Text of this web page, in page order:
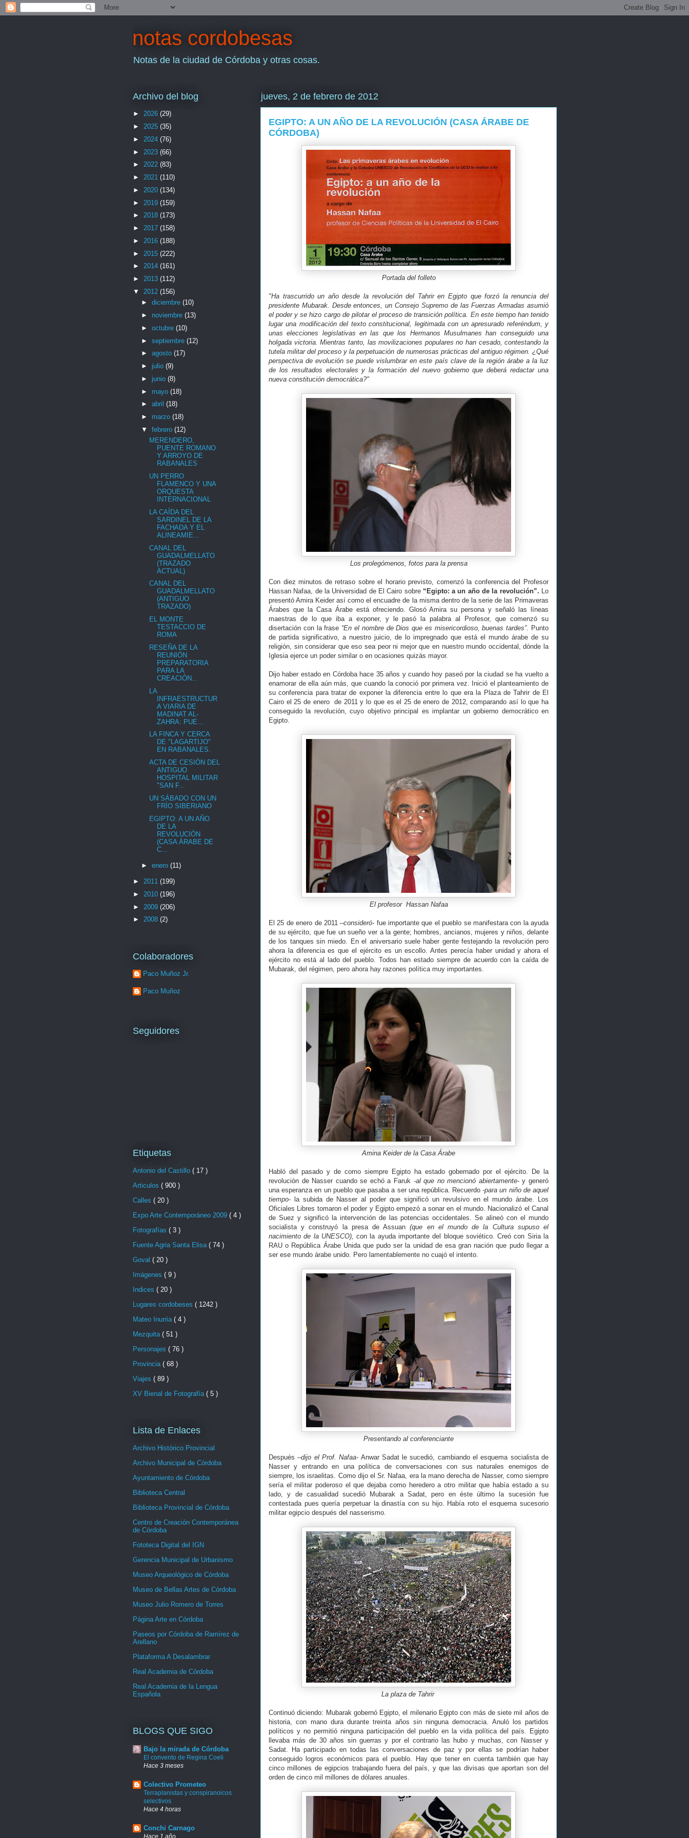
notas cordobesas
Notas de la ciudad de Córdoba y otras cosas.
jueves, 2 de febrero de 2012
EGIPTO: A UN AÑO DE LA REVOLUCIÓN (CASA ÁRABE DE
CÓRDOBA)
Portada del folleto
"Ha trascurrido un año desde la revolución del Tahrir en Egipto que forzó la renuncia del
presidente Mubarak. Desde entonces, un Consejo Supremo de las Fuerzas Armadas asumió
el poder y se hizo cargo de pilotar el proceso de transición política. En este tiempo han tenido
lugar una modificación del texto constitucional, legitimada con un apresurado referéndum, y
unas elecciones legislativas en las que los Hermanos Musulmanes han conseguido una
holgada victoria. Mientras tanto, las movilizaciones populares no han cesado, contestando la
tutela militar del proceso y la perpetuación de numerosas prácticas del antiguo régimen. ¿Qué
perspectiva de evolución se puede vislumbrar en este país clave de la región árabe a la luz
de los resultados electorales y la formación del nuevo gobierno que deberá redactar una
nueva constitución democrática?"
Los prolegómenos, fotos para la prensa
Con diez minutos de retraso sobre el horario previsto, comenzó la conferencia del Profesor
Hassan Nafaa, de la Universidad de El Cairo sobre “Egipto: a un año de la revolución”. Lo
presentó Amira Keider así como el encuadre de la misma dentro de la serie de las Primaveras
Árabes que la Casa Árabe está ofreciendo. Glosó Amira su persona y señaló las líneas
maestras de lo que iba a exponer, y le pasó la palabra al Profesor, que comenzó su
disertación con la frase “En el nombre de Dios que es misericordioso, buenas tardes”. Punto
de partida significativo, a nuestro juicio, de lo impregnado que está el mundo árabe de su
religión, sin considerar que eso sea peor ni mejor que en nuestro mundo occidental, dónde la
Iglesia ejerce un poder similar o en ocasiones quizás mayor.
Dijo haber estado en Córdoba hace 35 años y cuando hoy paseó por la ciudad se ha vuelto a
enamorar de ella aún más, que cuando la conoció por primera vez. Inició el planteamiento de
su conferencia para tratar de exponer la diferencia entre lo que era la Plaza de Tahrir de El
Cairo el 25 de enero de 2011 y lo que es el 25 de enero de 2012, comparando así lo que ha
conseguido la revolución, cuyo objetivo principal es implantar un gobierno democrático en
Egipto.
El profesor Hassan Nafaa
El 25 de enero de 2011–consideró- fue importante que el pueblo se manifestara con la ayuda
de su ejército, que fue un sueño ver a la gente; hombres, ancianos, mujeres y niños, delante
de los tanques sin miedo. En el aniversario suele haber gente festejando la revolución pero
ahora la diferencia es que el ejército es un escollo. Antes perecía haber unidad y ahora el
ejército no está al lado del pueblo. Todos han estado siempre de acuerdo con la caída de
Mubarak, del régimen, pero ahora hay razones política muy importantes.
Amina Keider de la Casa Árabe
Habló del pasado y de como siempre Egipto ha estado gobernado por el ejército. De la
revolución de Nasser cuando se echó a Faruk -al que no mencionó abiertamente-y generó
una esperanza en un pueblo que pasaba a ser una república. Recuerdo-para un niño de aquel
tiempo- la subida de Nasser al poder que significó un revulsivo en el mundo árabe. Los
Oficiales Libres tomaron el poder y Egipto empezó a sonar en el mundo. Nacionalizó el Canal
de Suez y significó la intervención de las potencias occidentales. Se alineó con el mundo
socialista y construyó la presa de Assuan(que en el mundo de la Cultura supuso el
nacimiento de la UNESCO), con la ayuda importante del bloque soviético. Creó con Siria la
RAU o República Árabe Unida que pudo ser la unidad de esa gran nación que pudo llegar a
ser ese mundo árabe unido. Pero lamentablemente no cuajó el intento.
Presentando al conferenciante
Después–dijo el Prof. Nafaa- Anwar Sadat le sucedió, cambiando el esquema socialista de
Nasser y entrando en una política de conversaciones con sus naturales enemigos de
siempre, los israelitas. Como dijo el Sr. Nafaa, era la mano derecha de Nasser, como siempre
sería el militar poderoso el que dejaba como heredero a otro militar que había estado a su
lado, y de casualidad sucedió Mubarak a Sadat, pero en éste último la sucesión fue
contestada pues quería perpetuar la dinastía con su hijo. Había roto el esquema sucesorio
militar egipcio después del nasserismo.
La plaza de Tahrir
Continuó diciendo: Mubarak gobernó Egipto, el milenario Egipto con más de siete mil años de
historia, con mano dura durante treinta años sin ninguna democracia. Anuló los partidos
políticos y no permitió ninguna participación del pueblo en la vida política del país. Egipto
llevaba más de 30 años sin guerras y por el contrario las hubo y muchas, con Nasser y
Sadat. Ha participado en todas las conversaciones de paz y por ellas se podrían haber
conseguido logros económicos para el pueblo. Hay que tener en cuenta también que hay
cinco millones de egipcios trabajando fuera del país, y que las divisas que aportan son del
orden de cinco mil millones de dólares anuales.
Archivo del blog
► 2026 (29)
► 2025 (35)
► 2024 (76)
► 2023 (66)
► 2022 (83)
► 2021 (110)
► 2020 (134)
► 2019 (159)
► 2018 (173)
► 2017 (158)
► 2016 (188)
► 2015 (222)
► 2014 (161)
► 2013 (112)
▼ 2012 (156)
► diciembre (10)
► noviembre (13)
► octubre (10)
► septiembre (12)
► agosto (17)
► julio (9)
► junio (8)
► mayo (18)
► abril (18)
► marzo (18)
▼ febrero (12)
MERENDERO,
PUENTE ROMANO
Y ARROYO DE
RABANALES
UN PERRO
FLAMENCO Y UNA
ORQUESTA
INTERNACIONAL
LA CAÍDA DEL
SARDINEL DE LA
FACHADA Y EL
ALINEAMIE...
CANAL DEL
GUADALMELLATO
(TRAZADO
ACTUAL)
CANAL DEL
GUADALMELLATO
(ANTIGUO
TRAZADO)
EL MONTE
TESTACCIO DE
ROMA
RESEÑA DE LA
REUNIÓN
PREPARATORIA
PARA LA
CREACIÓN...
LA
INFRAESTRUCTUR
A VIARIA DE
MADINAT AL-
ZAHRA: PUE...
LA FINCA Y CERCA
DE "LAGARTIJO"
EN RABANALES.
ACTA DE CESIÓN DEL
ANTIGUO
HOSPITAL MILITAR
"SAN F...
UN SÁBADO CON UN
FRÍO SIBERIANO
EGIPTO: A UN AÑO
DE LA
REVOLUCIÓN
(CASA ÁRABE DE
C...
► enero (11)
► 2011 (199)
► 2010 (196)
► 2009 (206)
► 2008 (2)
Colaboradores
Paco Muñoz Jr.
Paco Muñoz
Seguidores
Etiquetas
Antonio del Castillo ( 17 )
Articulos ( 900 )
Calles ( 20 )
Expo Arte Contemporáneo 2009 ( 4 )
Fotografías ( 3 )
Fuente Agria Santa Elisa ( 74 )
Goval ( 20 )
Imágenes ( 9 )
Indices ( 20 )
Lugares cordobeses ( 1242 )
Mateo Inurria ( 4 )
Mezquita ( 51 )
Personajes ( 76 )
Provincia ( 68 )
Viajes ( 89 )
XV Bienal de Fotografía ( 5 )
Lista de Enlaces
Archivo Histórico Provincial
Archivo Municipal de Córdoba
Ayuntamiento de Córdoba
Biblioteca Central
Biblioteca Provincial de Córdoba
Centro de Creación Contemporánea
de Córdoba
Fototeca Digital del IGN
Gerencia Municipal de Urbanismo
Museo Arqueológico de Córdoba
Museo de Bellas Artes de Córdoba
Museo Julio Romero de Torres
Página Arte en Córdoba
Paseos por Córdoba de Ramírez de
Arellano
Plataforma A Desalambrar
Real Academia de Córdoba
Real Academia de la Lengua
Española
BLOGS QUE SIGO
Bajo la mirada de Córdoba
El convento de Regina Coeli
Hace 3 meses
Colectivo Prometeo
Terraplanistas y conspiranoicos
selectivos
Hace 4 horas
Conchi Carnago
Hace 1 año